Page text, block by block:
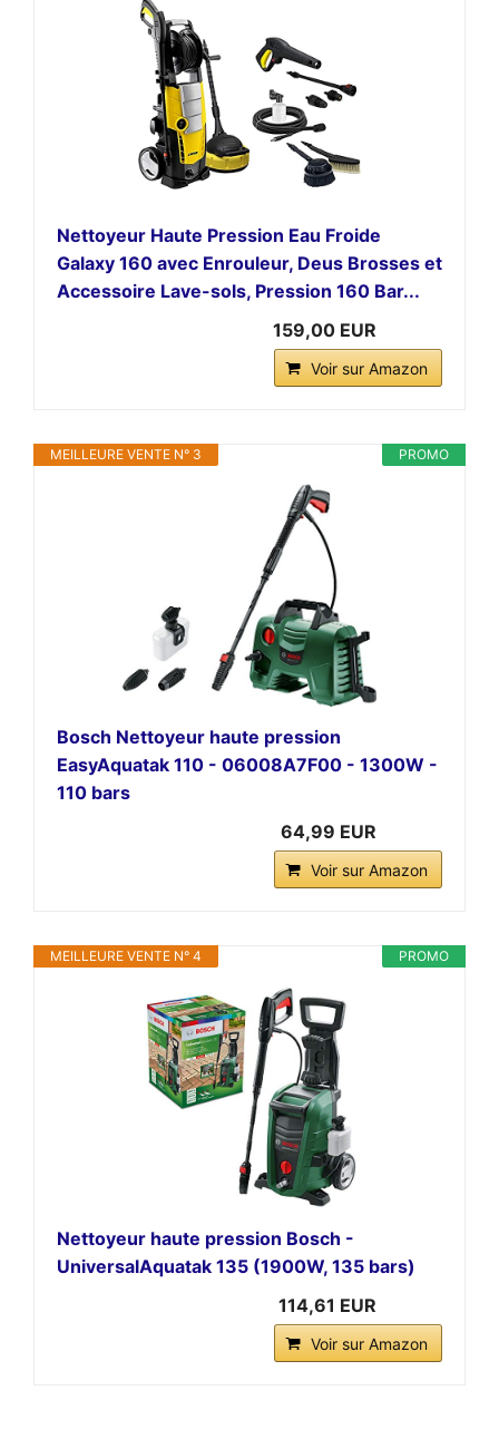
Nettoyeur Haute Pression Eau Froide
Galaxy 160 avec Enrouleur, Deus Brosses et
Accessoire Lave-sols, Pression 160 Bar...
159,00 EUR
Voir sur Amazon
PROMO
MEILLEURE VENTE N° 3
Bosch Nettoyeur haute pression
EasyAquatak 110 - 06008A7F00 - 1300W -
110 bars
64,99 EUR
Voir sur Amazon
PROMO
MEILLEURE VENTE N° 4
Nettoyeur haute pression Bosch -
UniversalAquatak 135 (1900W, 135 bars)
114,61 EUR
Voir sur Amazon